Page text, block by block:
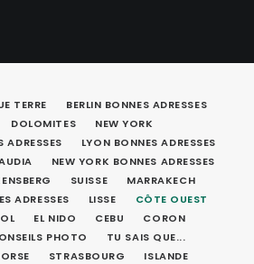
TERRE
BERLIN BONNES ADRESSES
DOLOMITES
NEW YORK
ADRESSES
LYON BONNES ADRESSES
NEW YORK BONNES ADRESSES
SUISSE
MARRAKECH
ADRESSES
LISSE
CÔTE OUEST
EL NIDO CEBU
CORON
PHOTO
TU SAIS QUE...
STRASBOURG
ISLANDE